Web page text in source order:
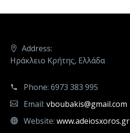
Address:
Ηράκλειο Κρήτης, Ελλάδα
Phone: 6973 383 995
Email: vboubakis@gmail.com
Website: www.adeiosxoros.gr